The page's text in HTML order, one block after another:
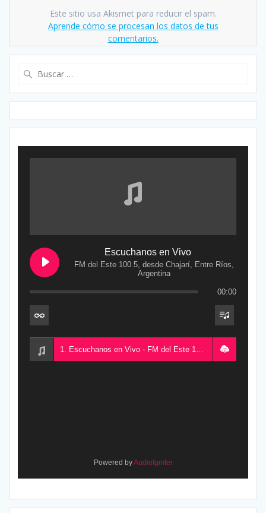
Este sitio usa Akismet para reducir el spam.
Aprende cómo se procesan los datos de tus
comentarios.
Escuchanos en Vivo
FM del Este 100.5, desde Chajarí, Entre Ríos,
Argentina
00:00
Powered byAudioIgniter